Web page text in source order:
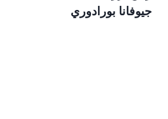
جيوفانا بورادوري